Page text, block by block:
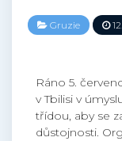
Gruzie
Ráno 5.
v Tbilisi v
třídou, aby se
důstojnosti.